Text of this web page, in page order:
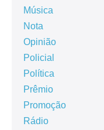
Música
Nota
Opinião
Policial
Política
Prêmio
Promoção
Rádio